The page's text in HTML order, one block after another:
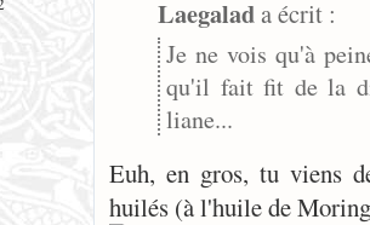
Laegalada écrit :
Je ne vois qu'à
qu'il fait fit de la
liane...
Euh, en gros, tu viens
huilés (à l'huile de